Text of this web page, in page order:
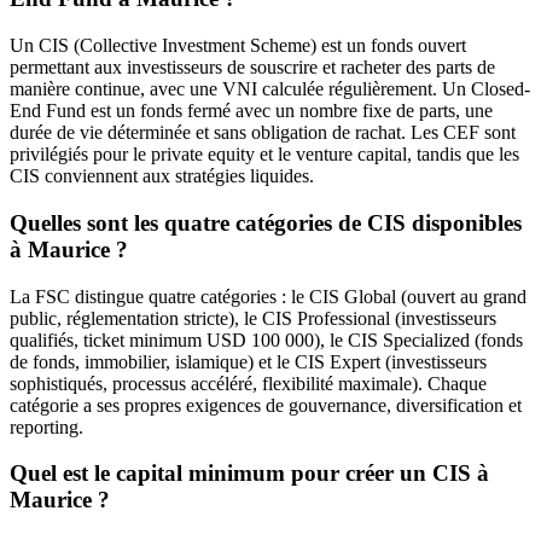
Un CIS (Collective Investment Scheme) est un fonds ouvert
permettant aux investisseurs de souscrire et racheter des parts de
manière continue, avec une VNI calculée régulièrement. Un Closed-
End Fund est un fonds fermé avec un nombre fixe de parts, une
durée de vie déterminée et sans obligation de rachat. Les CEF sont
privilégiés pour le private equity et le venture capital, tandis que les
CIS conviennent aux stratégies liquides.
Quelles sont les quatre catégories de CIS disponibles
à Maurice ?
La FSC distingue quatre catégories : le CIS Global (ouvert au grand
public, réglementation stricte), le CIS Professional (investisseurs
qualifiés, ticket minimum USD 100 000), le CIS Specialized (fonds
de fonds, immobilier, islamique) et le CIS Expert (investisseurs
sophistiqués, processus accéléré, flexibilité maximale). Chaque
catégorie a ses propres exigences de gouvernance, diversification et
reporting.
Quel est le capital minimum pour créer un CIS à
Maurice ?